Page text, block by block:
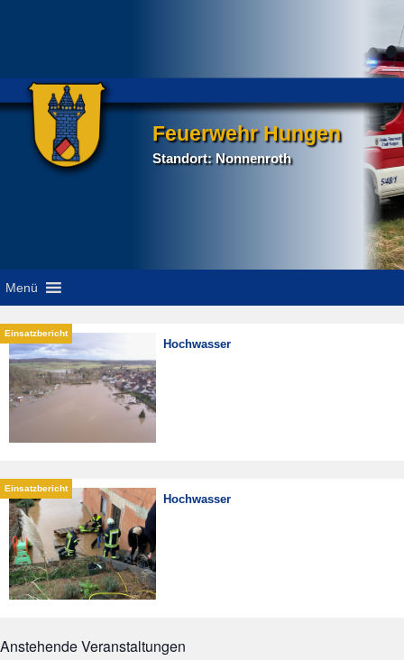
Feuerwehr Hungen
Standort: Nonnenroth
Menü
Hochwasser
Hochwasser
Anstehende Veranstaltungen